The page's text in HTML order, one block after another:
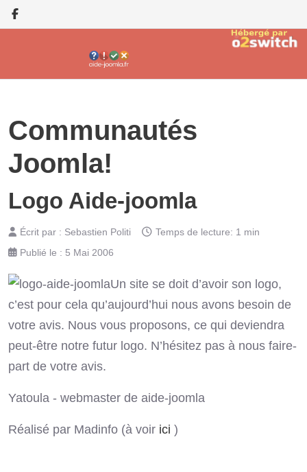
Communautés
Joomla!
Logo Aide-joomla
Écrit par : Sebastien Politi
Temps de lecture: 1 min
Publié le : 5 Mai 2006
Un site se doit d’avoir son logo,
c’est pour cela qu’aujourd’hui nous avons besoin de
votre avis. Nous vous proposons, ce qui deviendra
peut-être notre futur logo. N’hésitez pas à nous faire-
part de votre avis.
Yatoula - webmaster de aide-joomla
Réalisé par Madinfo (à voir ici )